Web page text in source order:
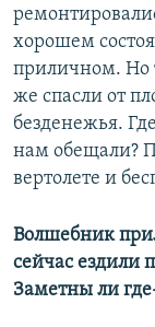
хорошем
приличном. Но
же спасли от
безденежья.
нам обещали?
вертолете и
Волшебник
сейчас ездили
Заметны ли